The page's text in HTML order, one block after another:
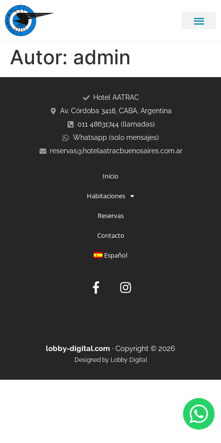
Autor: admin
Hotel AATRAC
Av. Córdoba 3418, CABA, Argentina
011 48631744 (llamadas)
Whatsapp (solo mensajes)
reservas@hotelaatracbuenosaires.com.ar
Inicio
Habitaciones
Reservas
Contacto
Español
lobby-digital.com · Copyright © 2026
Designed by Lobby Digital